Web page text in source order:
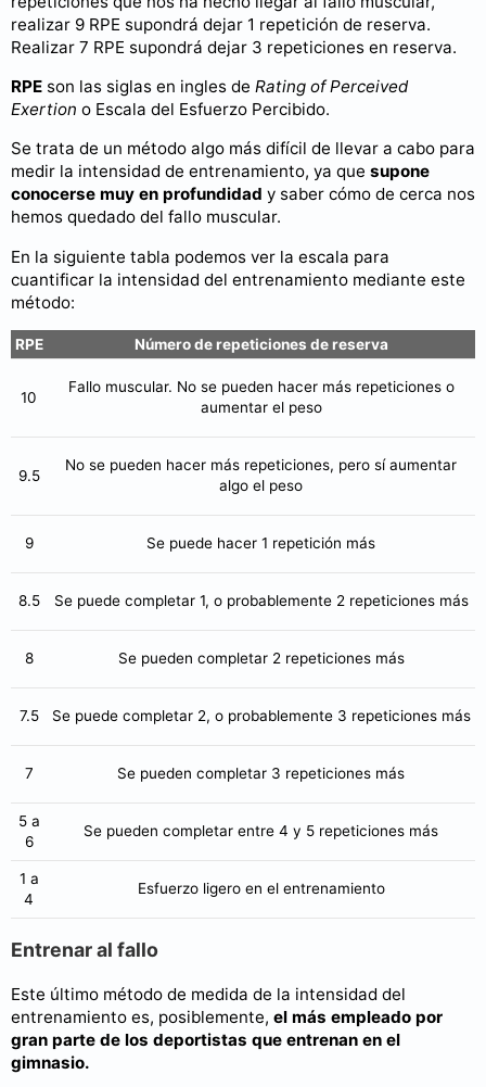
realizar 9 RPE supondrá dejar 1 repetición de reserva.
Realizar 7 RPE supondrá dejar 3 repeticiones en reserva.
RPE son las siglas en ingles de Rating of Perceived
Exertion o Escala del Esfuerzo Percibido.
Se trata de un método algo más difícil de llevar a cabo para
medir la intensidad de entrenamiento, ya que supone
conocerse muy en profundidad y saber cómo de cerca nos
hemos quedado del fallo muscular.
En la siguiente tabla podemos ver la escala para
cuantificar la intensidad del entrenamiento mediante este
método:
RPE Número de repeticiones de reserva
10
Fallo muscular. No se pueden hacer más repeticiones o
aumentar el peso
9.5
No se pueden hacer más repeticiones, pero sí aumentar
algo el peso
9 Se puede hacer 1 repetición más
8.5 Se puede completar 1, o probablemente 2 repeticiones más
8 Se pueden completar 2 repeticiones más
7.5 Se puede completar 2, o probablemente 3 repeticiones más
7 Se pueden completar 3 repeticiones más
5 a
6
Se pueden completar entre 4 y 5 repeticiones más
1 a
4
Esfuerzo ligero en el entrenamiento
Entrenar al fallo
Este último método de medida de la intensidad del
entrenamiento es, posiblemente, el más empleado por
gran parte de los deportistas que entrenan en el
gimnasio.